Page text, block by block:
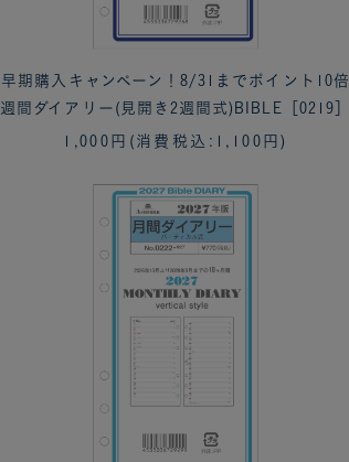
早期購入キャンペーン！8/31までポイント10倍
週間ダイアリー(見開き2週間式)BIBLE［0219］
1,000円 (消費税込:1,100円)